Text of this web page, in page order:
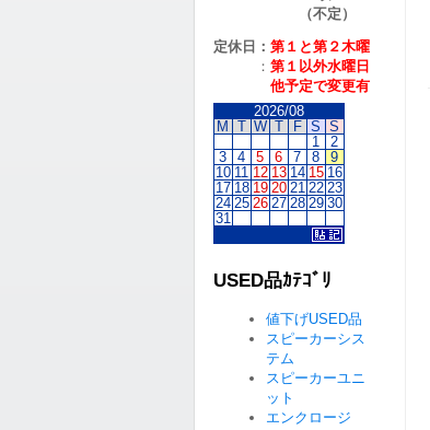
（不定）
定休日： 第１と第２木曜
： 第１以外水曜日
他予定で変更有
2026/08
M
T W T F S S
1
2
3
4 5 6 7 8
9
10 11 12 13 14 15 16
17 18 19 20 21 22 23
24 25 26 27 28 29 30
31
USED品ｶﾃｺﾞﾘ
値下げUSED品
スピーカーシス
テム
スピーカーユニ
ット
エンクロージ